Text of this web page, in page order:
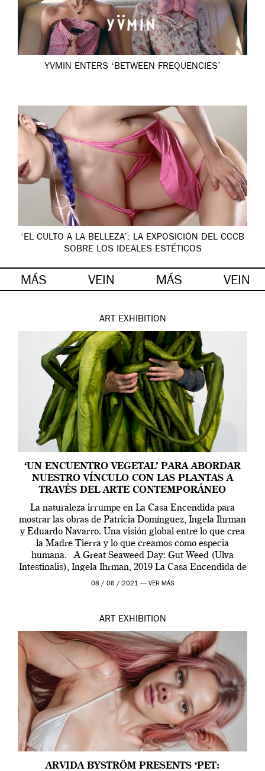
YVMIN ENTERS ‘BETWEEN FREQUENCIES’
‘EL CULTO A LA BELLEZA’: LA EXPOSICIÓN DEL CCCB
SOBRE LOS IDEALES ESTÉTICOS
MÁS VEIN MÁS VEIN
ART EXHIBITION
‘UN ENCUENTRO VEGETAL’ PARA ABORDAR
NUESTRO VÍNCULO CON LAS PLANTAS A
TRAVÉS DEL ARTE CONTEMPORÁNEO
La naturaleza irrumpe en La Casa Encendida para
mostrar las obras de Patricia Domínguez, Ingela Ihrman
y Eduardo Navarro. Una visión global entre lo que crea
la Madre Tierra y lo que creamos como especia
humana. A Great Seaweed Day: Gut Weed (Ulva
Intestinalis), Ingela Ihrman, 2019 La Casa Encendida de
Madrid y la Wellcome […]
08 / 06 / 2021 — VER MÁS
ART EXHIBITION
ARVIDA BYSTRÖM PRESENTS ‘PET: